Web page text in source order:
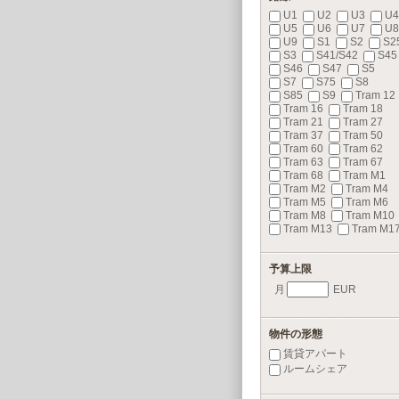
U1
U2 U3
U4
U5
U6 U7
U8
U9
S1 S2
S3
S41/S42
S45
S46
S47
S5
S7
S75
S8
S85
S9
Tram 12
Tram 16
Tram 18
Tram 21
Tram 27
Tram 37
Tram 50
Tram 60
Tram 62
Tram 63
Tram 67
Tram 68
Tram M1
Tram M2
Tram M4
Tram M5
Tram M6
Tram M8
Tram M10
Tram M13
Tram
予算上限
月
EUR
物件の形態
賃貸アパート
ルームシェア